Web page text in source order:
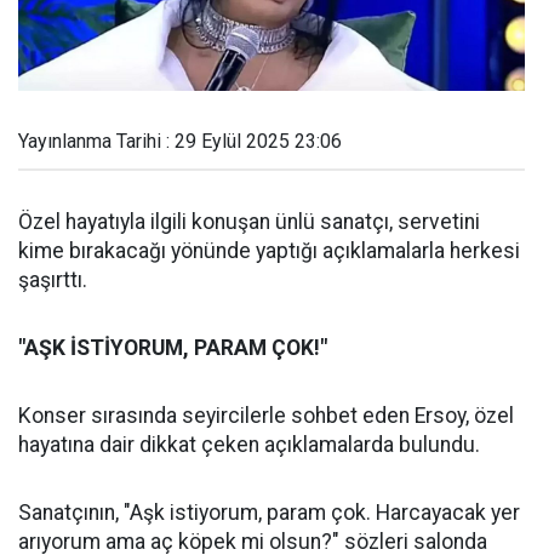
Yayınlanma Tarihi : 29 Eylül 2025 23:06
Özel hayatıyla ilgili konuşan ünlü sanatçı, servetini
kime bırakacağı yönünde yaptığı açıklamalarla herkesi
şaşırttı.
"AŞK İSTİYORUM, PARAM ÇOK!"
Konser sırasında seyircilerle sohbet eden Ersoy, özel
hayatına dair dikkat çeken açıklamalarda bulundu.
Sanatçının, "Aşk istiyorum, param çok. Harcayacak yer
arıyorum ama aç köpek mi olsun?" sözleri salonda